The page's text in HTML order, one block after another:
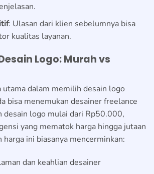
: Ulasan dari klien sebelumnya bisa
kualitas layanan.
Logo: Murah vs
utama dalam memilih desain logo
bisa menemukan desainer freelance
desain logo mulai dari Rp50.000,
yang mematok harga hingga jutaan
harga ini biasanya mencerminkan:
dan keahlian desainer